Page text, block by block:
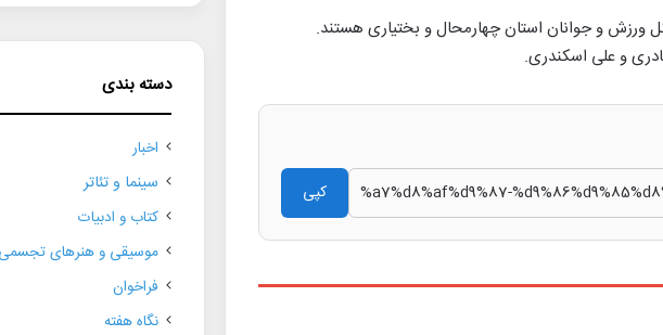
ورزش و جوانان استان چهارمحال و بختیاری هستند.
و علی اسکندری.
کپی
دسته بندی
اخبار
سینما و تئاتر
کتاب و ادبیات
موسیقی و هنرهای تجسمی
فراخوان
نگاه هفته